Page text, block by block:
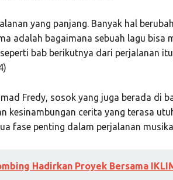
yang panjang. Banyak hal
adalah bagaimana sebuah lagu bisa
seperti bab berikutnya dari perjalanan
Fredy, sosok yang juga berada di
kesinambungan cerita yang terasa
fase penting dalam perjalanan
Hadirkan Proyek Bersama